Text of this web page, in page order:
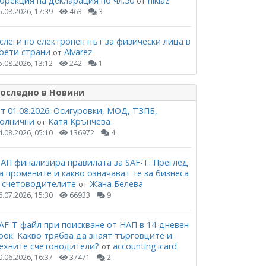
17:39 463 3
по електронен път за физически лица в
страни от Alvarez
13:12 242 1
в Новини
01.08.2026: Осигуровки, МОД, ТЗПБ,
от Катя Крънчева
05:10 136972 4
финализира правилата за SAF-T: Преглед
промените и какво означават те за бизнеса
от Жана Белева
15:30 66933 9
T файл при поискване от НАП в 14-дневен
Какво трябва да знаят търговците и
счетоводители? от accounting.icard
16:37 37471 2